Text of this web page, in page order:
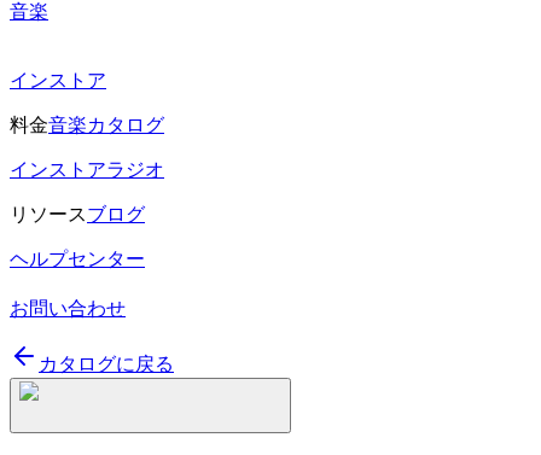
音楽
インストア
料金音楽カタログ
インストアラジオ
リソースブログ
ヘルプセンター
お問い合わせ
カタログに戻る